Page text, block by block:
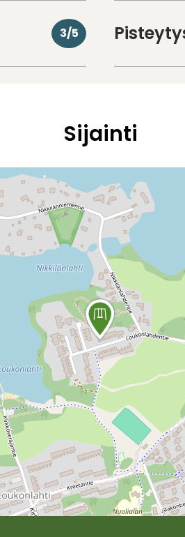
3/5
Sijainti